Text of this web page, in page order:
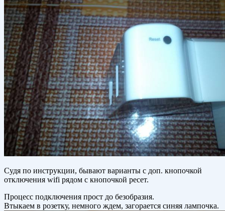
Судя по инструкции, бывают варианты с доп. кнопочкой
отключения wifi рядом с кнопочкой ресет.
Процесс подключения прост до безобразия.
Втыкаем в розетку, немного ждем, загорается синяя лампочка.